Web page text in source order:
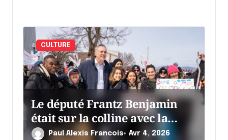
CULTURE
Le député Frantz Benjamin
était sur la colline avec la
chaumine
Paul Alexis Francois Avr 4, 2026